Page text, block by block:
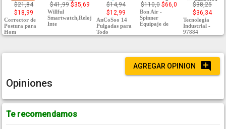
$21,84
$18,99
Corrector de
Postura para
Hom
$41,99 $35,69
Willful
Smartwatch,Reloj
Inte
$14,94
$12,99
AnCoSoo 14
Pulgadas para
Todo
$110,0 $66,0
Bon Air -
Spinner
Equipaje de
$38,25
$36,34
Tecnología
Industrial -
97884
AGREGAR OPINION
Opiniones
Te recomendamos